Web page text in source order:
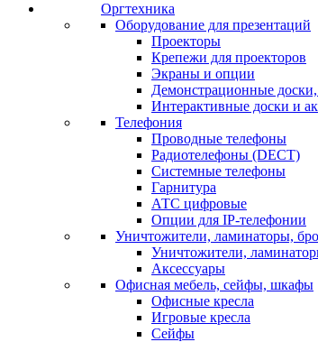
Оргтехника
Оборудование для презентаций
Проекторы
Крепежи для проекторов
Экраны и опции
Демонстрационные
Интерактивные доски и
Телефония
Проводные телефоны
Радиотелефоны (DECT)
Системные телефоны
Гарнитура
АТС цифровые
Опции для IP-телефонии
Уничтожители, ламинаторы,
Уничтожители,
Аксессуары
Офисная мебель, сейфы, шкафы
Офисные кресла
Игровые кресла
Сейфы